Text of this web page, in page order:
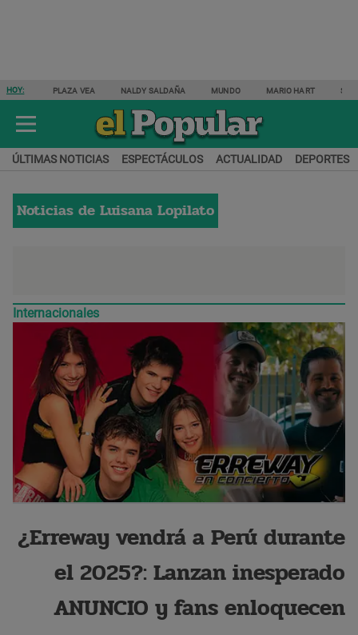
HOY: PLAZA VEA NALDY SALDAÑA MUNDO MARIO HART
ÚLTIMAS NOTICIAS ESPECTÁCULOS ACTUALIDAD DEPORTES
Noticias de Luisana Lopilato
Internacionales
¿Erreway vendrá a Perú durante
el 2025?: Lanzan inesperado
ANUNCIO y fans enloquecen